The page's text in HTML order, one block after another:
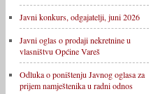
Javni konkurs, odgajatelji, juni 2026
Javni oglas o prodaji nekretnine u
vlasništvu Općine Vareš
Odluka o poništenju Javnog oglasa za
prijem namještenika u radni odnos